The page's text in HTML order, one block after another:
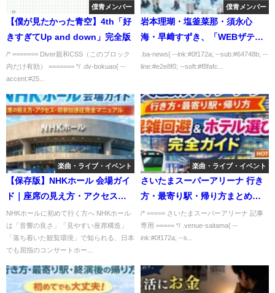
僕青メンバー
【僕が見たかった青空】4th「好
きすぎてUp and down」完全版
/* ======= Diver親和CSS（このブロック
内だけ有効） ======= */ .dv-bokuao{ --
accent:#25...
僕青メンバー
岩本理瑚・塩釜菜那・須永心
海・早﨑すずき、「WEBザテレ
ビジョン」MARCH対抗戦特集に
登場｜最新情報まとめ【2025年
.ba-news{ --ink:#0f172a; --sub:#64748b; --
line:#e2e8f0; --soft:#f8fafc...
楽曲・ライブ・イベント
【保存版】NHKホール 会場ガイ
ド｜座席の見え方・アクセス・
初参加遠征完全マニュアル
NHKホールに初めて行く方へ NHKホール
は「音響の良さ」「見やすい座席構造」
「落ち着いた観覧環境」で知られる、日本
でも屈指のコンサートホー...
楽曲・ライブ・イベント
さいたまスーパーアリーナ 行き
方・最寄り駅・帰り方まとめ｜
終演後の混雑回避とホテル選び
完全ガイド
/* ===== さいたまスーパーアリーナ 記事
専用 ===== */ .venue-saitama{ --
ink:#0f172a; --s...